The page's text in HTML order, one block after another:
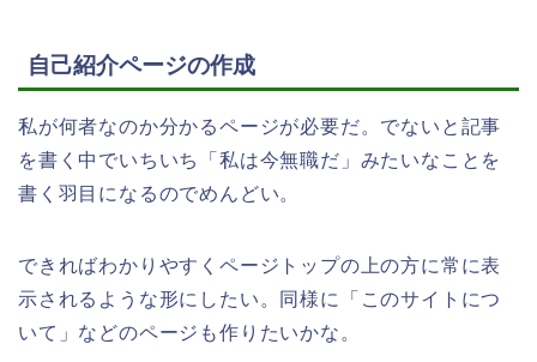
自己紹介ページの作成
私が何者なのか分かるページが必要だ。でないと記事
を書く中でいちいち「私は今無職だ」みたいなことを
書く羽目になるのでめんどい。
できればわかりやすくページトップの上の方に常に表
示されるような形にしたい。同様に「このサイトにつ
いて」などのページも作りたいかな。